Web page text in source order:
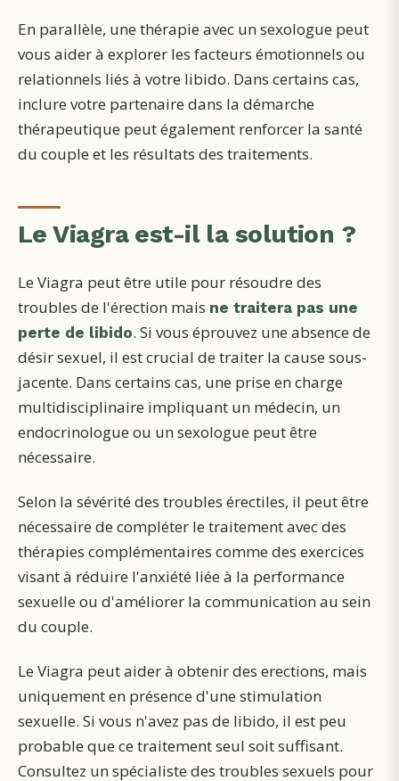
En parallèle, une thérapie avec un sexologue peut
vous aider à explorer les facteurs émotionnels ou
relationnels liés à votre libido. Dans certains cas,
inclure votre partenaire dans la démarche
thérapeutique peut également renforcer la santé
du couple et les résultats des traitements.
Le Viagra est-il la solution ?
Le Viagra peut être utile pour résoudre des
troubles de l'érection mais ne traitera pas une
perte de libido. Si vous éprouvez une absence de
désir sexuel, il est crucial de traiter la cause sous-
jacente. Dans certains cas, une prise en charge
multidisciplinaire impliquant un médecin, un
endocrinologue ou un sexologue peut être
nécessaire.
Selon la sévérité des troubles érectiles, il peut être
nécessaire de compléter le traitement avec des
thérapies complémentaires comme des exercices
visant à réduire l'anxiété liée à la performance
sexuelle ou d'améliorer la communication au sein
du couple.
Le Viagra peut aider à obtenir des erections, mais
uniquement en présence d'une stimulation
sexuelle. Si vous n'avez pas de libido, il est peu
probable que ce traitement seul soit suffisant.
Consultez un spécialiste des troubles sexuels pour